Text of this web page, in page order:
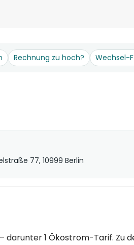
Rechnung zu hoch? Wechsel-
77, 10999 Berlin
darunter 1 Ökostrom-Tarif. Zu